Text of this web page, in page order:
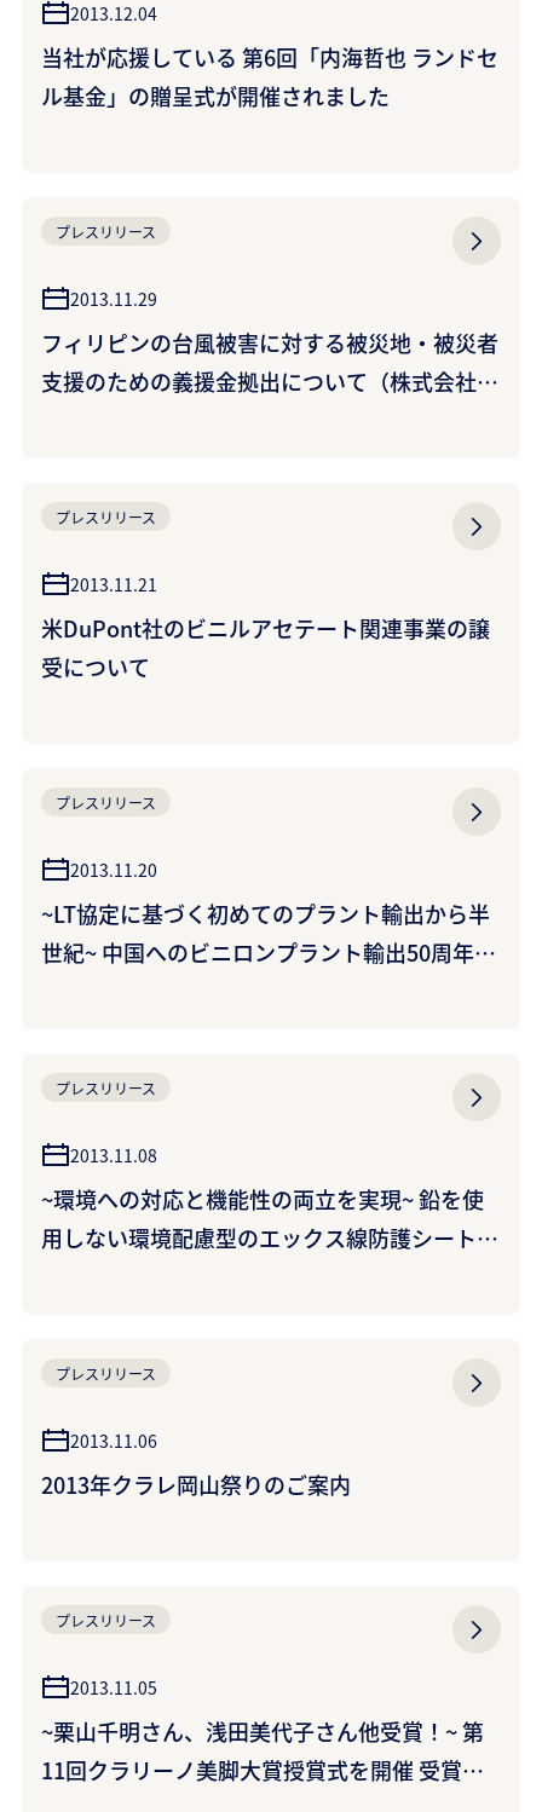
2013.12.04
当社が応援している 第6回「内海哲也 ランドセ
ル基金」の贈呈式が開催されました
プレスリリース
2013.11.29
フィリピンの台風被害に対する被災地・被災者
支援のための義援金拠出について（株式会社ク
プレスリリース
2013.11.21
米DuPont社のビニルアセテート関連事業の譲
受について
プレスリリース
2013.11.20
~LT協定に基づく初めてのプラント輸出から半
世紀~ 中国へのビニロンプラント輸出50周年記
プレスリリース
2013.11.08
~環境への対応と機能性の両立を実現~ 鉛を使
用しない環境配慮型のエックス線防護シートを
プレスリリース
2013.11.06
2013年クラレ岡山祭りのご案内
プレスリリース
2013.11.05
~栗山千明さん、浅田美代子さん他受賞！~ 第
11回クラリーノ美脚大賞授賞式を開催 受賞者